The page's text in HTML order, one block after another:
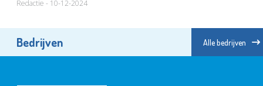
Redactie - 10-12-2024
Bedrijven Alle bedrijven